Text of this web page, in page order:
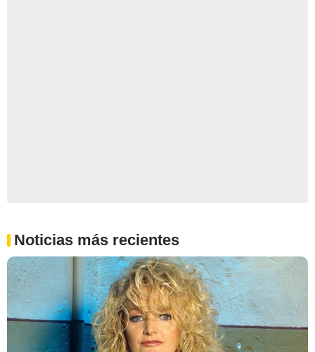
Noticias más recientes